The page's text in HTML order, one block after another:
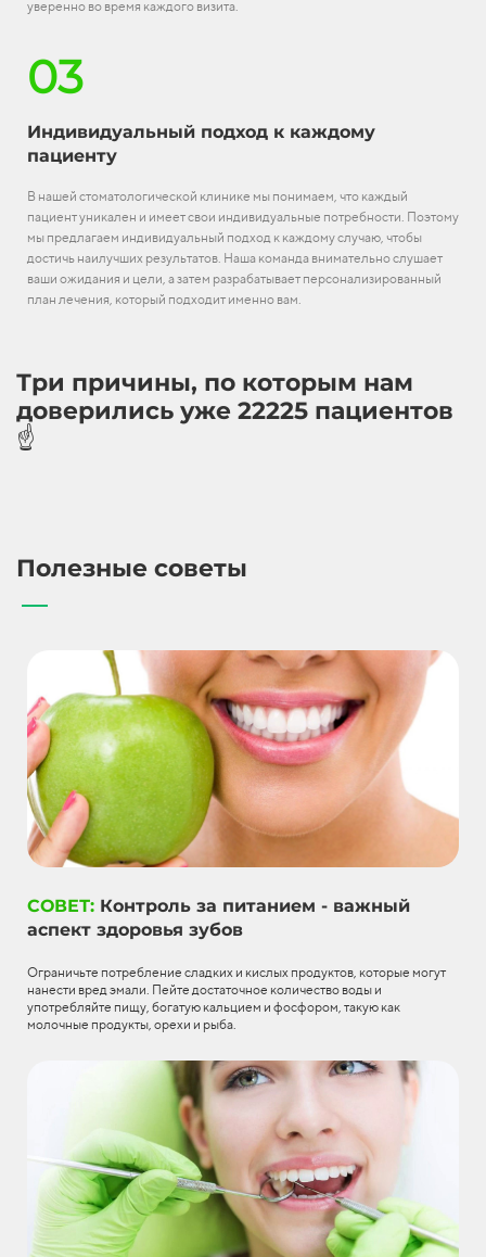
уверенно во время каждого визита.
03
Индивидуальный подход к каждому
пациенту
В нашей стоматологической клинике мы понимаем, что каждый
пациент уникален и имеет свои индивидуальные потребности. Поэтому
мы предлагаем индивидуальный подход к каждому случаю, чтобы
достичь наилучших результатов. Наша команда внимательно слушает
ваши ожидания и цели, а затем разрабатывает персонализированный
план лечения, который подходит именно вам.
Три причины, по которым нам
доверились уже 22225 пациентов
☝️
Полезные советы
СОВЕТ: Контроль за питанием - важный
аспект здоровья зубов
Ограничьте потребление сладких и кислых продуктов, которые могут
нанести вред эмали. Пейте достаточное количество воды и
употребляйте пищу, богатую кальцием и фосфором, такую как
молочные продукты, орехи и рыба.